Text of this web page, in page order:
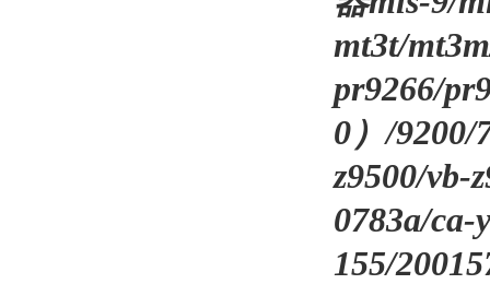
mt3t/
pr9266/
0）/9200/
z9500/vb-
0783a/ca-
155/